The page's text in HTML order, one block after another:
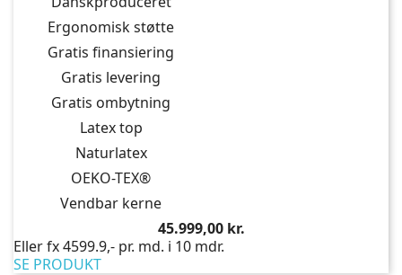
Ergonomisk støtte
Gratis finansiering
Gratis levering
Gratis ombytning
Latex top
Naturlatex
OEKO-TEX®
Vendbar kerne
Pris
45.999,00 kr.
Eller fx 4599.9,- pr. md. i 10 mdr.
SE PRODUKT